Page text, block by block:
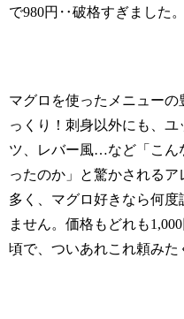
で980円‥破格すぎました。
マグロを使ったメニューの
っくり！刺身以外にも、ユ
ツ、レバー風…など「こん
ったのか」と驚かされるア
多く、マグロ好きなら何度
ません。価格もどれも
頃で、ついあれこれ頼みた